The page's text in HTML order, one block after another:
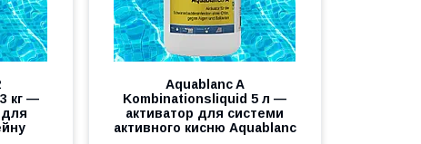
кг —
для
Aquablanc A
Kombinationsliquid 5 л —
активатор для системи
активного кисню Aquablanc